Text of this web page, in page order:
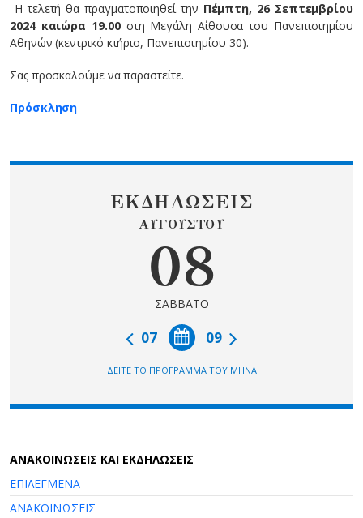
Η τελετή θα πραγματοποιηθεί την Πέμπτη, 26 Σεπτεμβρίου
2024 καιώρα 19.00 στη Μεγάλη Αίθουσα του Πανεπιστημίου
Αθηνών (κεντρικό κτήριο, Πανεπιστημίου 30).
Σας προσκαλούμε να παραστείτε.
Πρόσκληση
ΕΚΔΗΛΩΣΕΙΣ
ΑΥΓΟΥΣΤΟΥ
08
ΣΑΒΒΑΤΟ
09
07
ΔΕΙΤΕ ΤΟ ΠΡΟΓΡΑΜΜΑ ΤΟΥ ΜΗΝΑ
AΝΑΚΟΙΝΩΣΕΙΣ ΚΑΙ ΕΚΔΗΛΩΣΕΙΣ
ΕΠΙΛΕΓΜΕΝΑ
ΑΝΑΚΟΙΝΩΣΕΙΣ